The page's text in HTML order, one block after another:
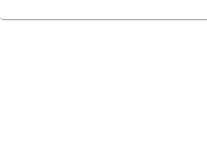
Information om